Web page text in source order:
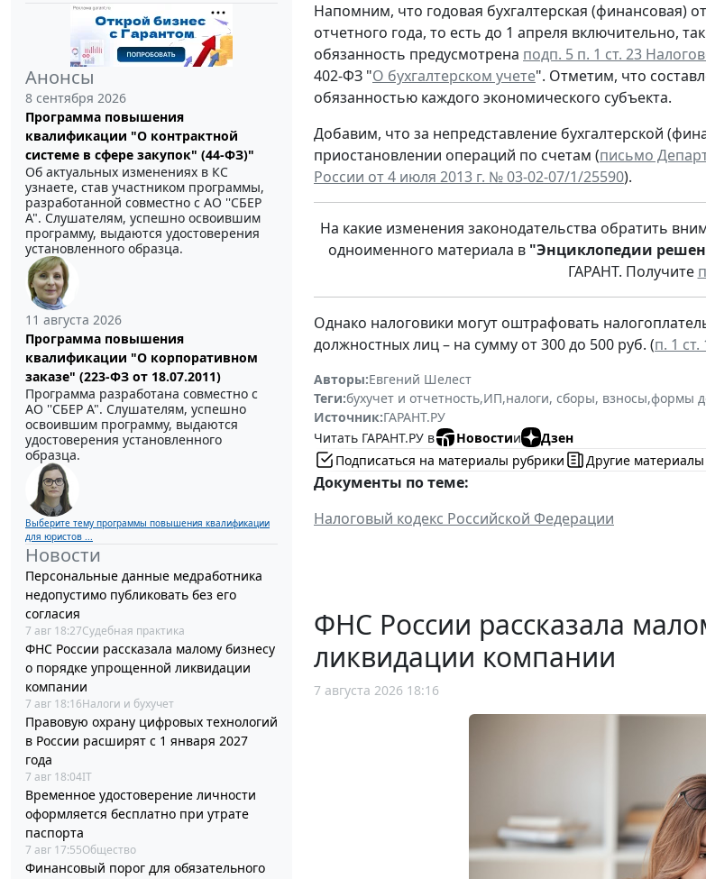
Анонсы
8 сентября 2026
Программа повышения
квалификации "О контрактной
системе в сфере закупок" (44-ФЗ)"
Об актуальных изменениях в КС
узнаете, став участником программы,
разработанной совместно с АО ''СБЕР
А". Слушателям, успешно освоившим
программу, выдаются удостоверения
установленного образца.
11 августа 2026
Программа повышения
квалификации "О корпоративном
заказе" (223-ФЗ от 18.07.2011)
Программа разработана совместно с
АО ''СБЕР А". Слушателям, успешно
освоившим программу, выдаются
удостоверения установленного
образца.
Выберите тему программы повышения квалификации
для юристов ...
Новости
Персональные данные медработника
недопустимо публиковать без его
согласия
7 авг 18:27Судебная практика
ФНС России рассказала малому бизнесу
о порядке упрощенной ликвидации
компании
7 авг 18:16Налоги и бухучет
Правовую охрану цифровых технологий
в России расширят с 1 января 2027
года
7 авг 18:04IT
Временное удостоверение личности
оформляется бесплатно при утрате
паспорта
7 авг 17:55Общество
Финансовый порог для обязательного
Напомним, что годовая бухгалтерская (финансовая)
отчетного года, то есть до 1 апреля включительно,
обязанность предусмотрена подп. 5 п. 1 ст. 23
402-ФЗ "О бухгалтерском учете". Отметим, что
обязанностью каждого экономического субъекта.
Добавим, что за непредставление бухгалтерской
приостановлении операций по счетам (письмо
России от 4 июля 2013 г. № 03-02-07/1/25590).
На какие изменения законодательства обратить
одноименного материала в "Энциклопедии
ГАРАНТ. Получите
Однако налоговики могут оштрафовать
должностных лиц – на сумму от 300 до 500 руб. (п. 1
Авторы:Евгений Шелест
Теги:бухучет и отчетность,ИП,налоги, сборы, взносы,формы
Источник:ГАРАНТ.РУ
Читать ГАРАНТ.РУ в
Новостии
Дзен
Подписаться на материалы рубрики
Другие
Документы по теме:
Налоговый кодекс Российской Федерации
ФНС России рассказала
ликвидации компании
7 августа 2026 18:16